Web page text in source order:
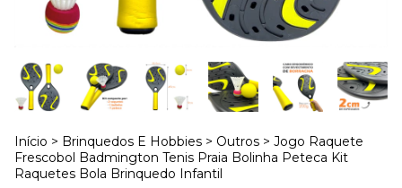
Início > Brinquedos E Hobbies > Outros > Jogo Raquete
Frescobol Badmington Tenis Praia Bolinha Peteca Kit
Raquetes Bola Brinquedo Infantil